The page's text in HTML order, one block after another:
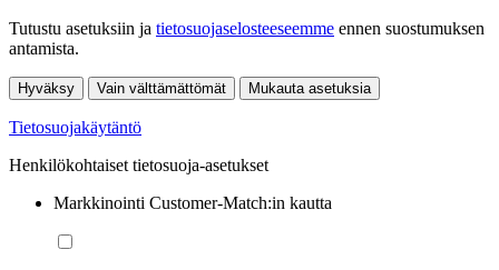
Tutustu asetuksiin ja tietosuojaselosteeseemme ennen suostumuksen
antamista.
Hyväksy Vain välttämättömät Mukauta asetuksia
Tietosuojakäytäntö
Henkilökohtaiset tietosuoja-asetukset
Markkinointi Customer-Match:in kautta